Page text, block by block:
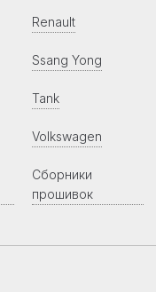
Renault
Ssang Yong
Tank
Volkswagen
Сборники
прошивок